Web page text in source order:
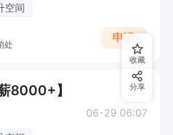
空间
处
申请
8000+】
06-29 06:07
收藏
分享